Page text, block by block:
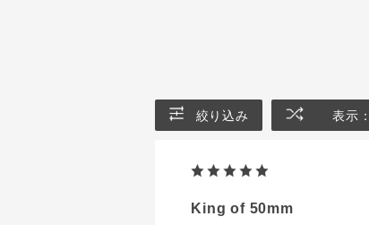
絞り込み 表示
King of 50mm